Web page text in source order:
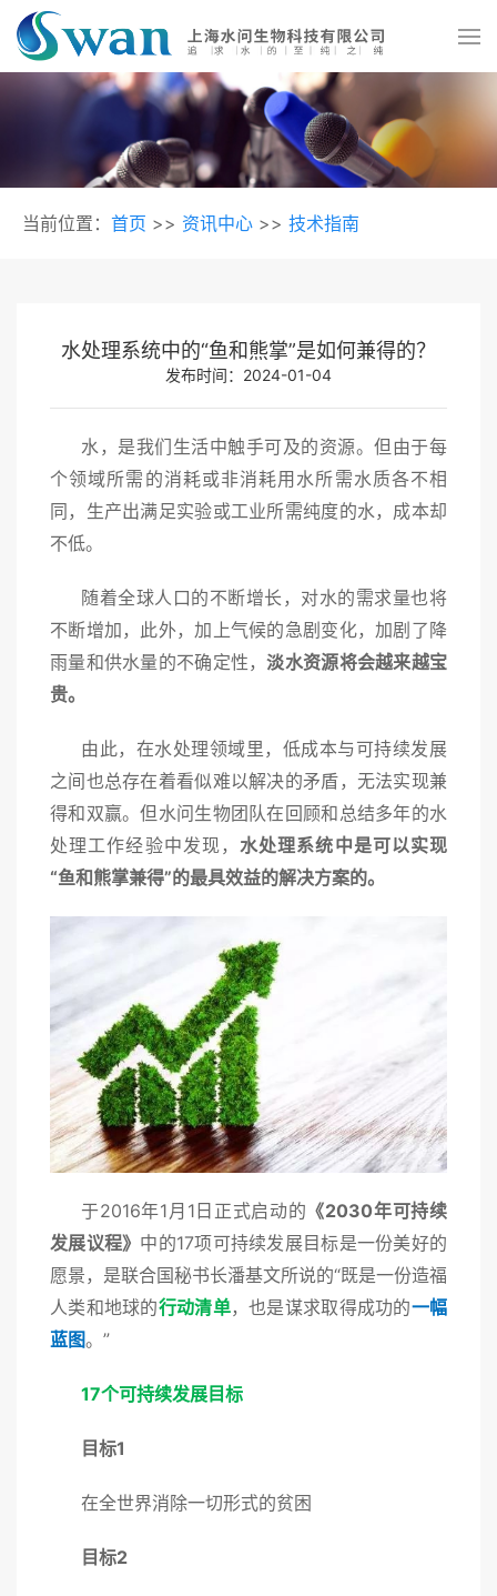
当前位置： 首页 >> 资讯中心 >> 技术指南
水处理系统中的“鱼和熊掌”是如何兼得的？
发布时间：2024-01-04
水，是我们生活中触手可及的资源。但由于每
个领域所需的消耗或非消耗用水所需水质各不相
同，生产出满足实验或工业所需纯度的水，成本却
不低。
随着全球人口的不断增长，对水的需求量也将
不断增加，此外，加上气候的急剧变化，加剧了降
雨量和供水量的不确定性，淡水资源将会越来越宝
贵。
由此，在水处理领域里，低成本与可持续发展
之间也总存在着看似难以解决的矛盾，无法实现兼
得和双赢。但水问生物团队在回顾和总结多年的水
处理工作经验中发现， 水处理系统中是可以实现
“鱼和熊掌兼得”的最具效益的解决方案的。
于2016年1月1日正式启动的 《2030年可持续
发展议程》 中的17项可持续发展目标是一份美好的
愿景，是联合国秘书长潘基文所说的“既是一份造福
人类和地球的行动清单，也是谋求取得成功的一幅
蓝图。”
17个可持续发展目标
目标1
在全世界消除一切形式的贫困
目标2